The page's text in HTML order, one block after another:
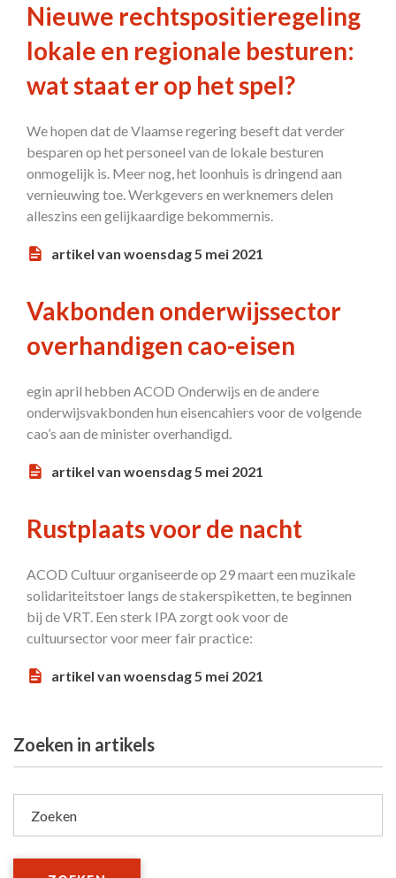
Nieuwe rechtspositieregeling
lokale en regionale besturen:
wat staat er op het spel?
We hopen dat de Vlaamse regering beseft dat verder
besparen op het personeel van de lokale besturen
onmogelijk is. Meer nog, het loonhuis is dringend aan
vernieuwing toe. Werkgevers en werknemers delen
alleszins een gelijkaardige bekommernis.
artikel van woensdag 5 mei 2021
Vakbonden onderwijssector
overhandigen cao-eisen
egin april hebben ACOD Onderwijs en de andere
onderwijsvakbonden hun eisencahiers voor de volgende
cao’s aan de minister overhandigd.
artikel van woensdag 5 mei 2021
Rustplaats voor de nacht
ACOD Cultuur organiseerde op 29 maart een muzikale
solidariteitstoer langs de stakerspiketten, te beginnen
bij de VRT. Een sterk IPA zorgt ook voor de
cultuursector voor meer fair practice:
artikel van woensdag 5 mei 2021
Zoeken in artikels
Zoeken